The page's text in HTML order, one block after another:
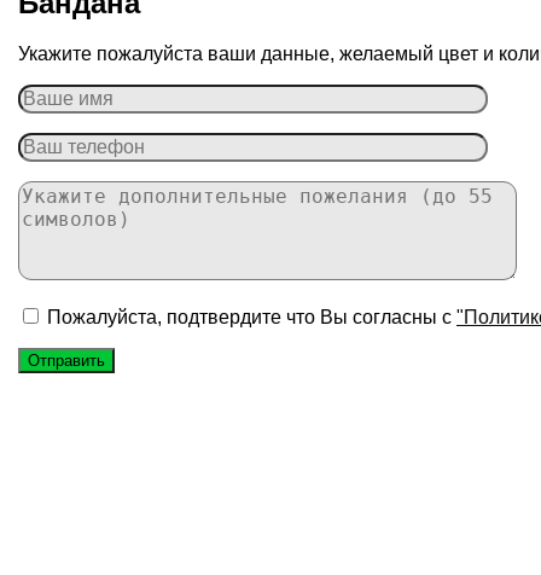
Укажите пожалуйста ваши данные, желаемый цвет и
Пожалуйста, подтвердите что Вы согласны с